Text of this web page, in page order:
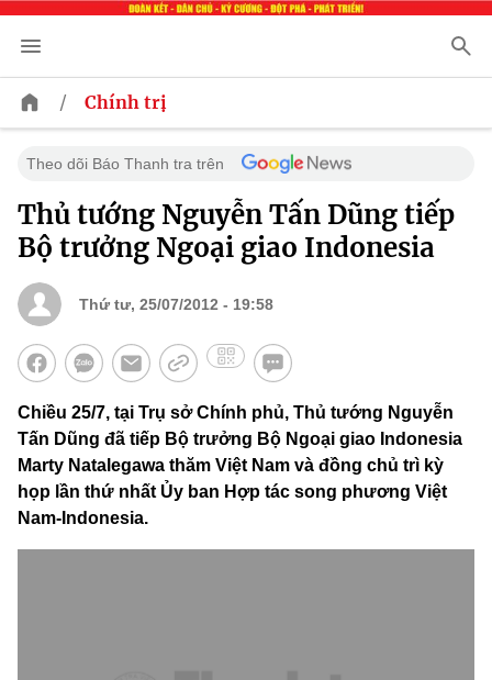
/ Chính trị
Theo dõi Báo Thanh tra trên
Thủ tướng Nguyễn Tấn Dũng tiếp
Bộ trưởng Ngoại giao Indonesia
Thứ tư, 25/07/2012 - 19:58
Chiều 25/7, tại Trụ sở Chính phủ, Thủ tướng Nguyễn
Tấn Dũng đã tiếp Bộ trưởng Bộ Ngoại giao Indonesia
Marty Natalegawa thăm Việt Nam và đồng chủ trì kỳ
họp lần thứ nhất Ủy ban Hợp tác song phương Việt
Nam-Indonesia.